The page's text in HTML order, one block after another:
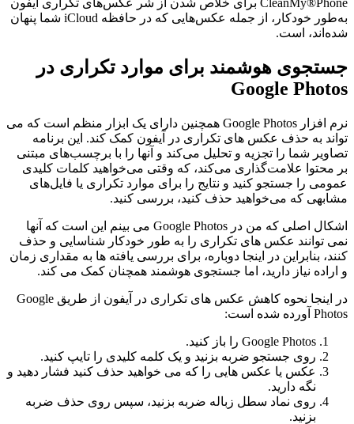
به‌طور خودکار، از جمله عکس‌هایی که در حافظه iCloud شما پنهان
شده‌اند، است.
جستجوی هوشمند برای موارد تکراری در
Google Photos
نرم افزار Google Photos همچنین دارای یک ابزار منظم است که می
تواند به حذف عکس های تکراری در آیفون کمک کند. این برنامه
تصاویر شما را تجزیه و تحلیل می‌کند و آنها را با برچسب‌های مبتنی
بر محتوا علامت‌گذاری می‌کند، که وقتی می‌خواهید کلمات کلیدی
عمومی را جستجو کنید و نتایج را برای موارد تکراری یا فایل‌های
مشابهی که می‌خواهید حذف کنید، بررسی کنید.
اشکال اصلی که من در Google Photos می بینم این است که آنها
نمی توانند عکس های تکراری را به طور خودکار شناسایی و حذف
کنند، بنابراین در اینجا دوباره، برای بررسی یافته ها به مقداری زمان
و اراده نیاز دارید، اما جستجوی هوشمند همچنان کمک می کند.
در اینجا نحوه کاهش عکس های تکراری در آیفون از طریق Google
Photos آورده شده است:
Google Photos را باز کنید.
روی جستجو ضربه بزنید و یک کلمه کلیدی را تایپ کنید.
عکس یا عکس هایی را که می خواهید حذف کنید فشار دهید و
نگه دارید.
روی نماد سطل زباله ضربه بزنید، سپس روی حذف ضربه
بزنید.